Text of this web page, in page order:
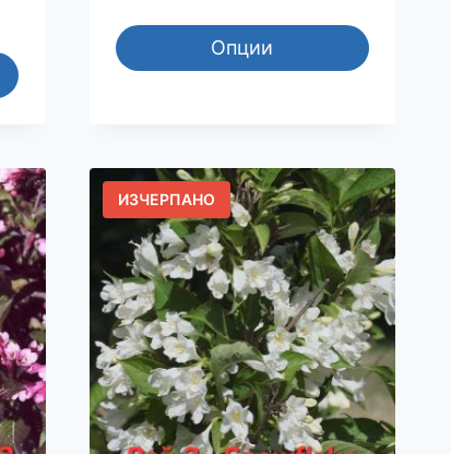
5,00 €
Опции
multiple
variants.
The
options
may
be
chosen
on
the
product
ИЗЧЕРПАНО